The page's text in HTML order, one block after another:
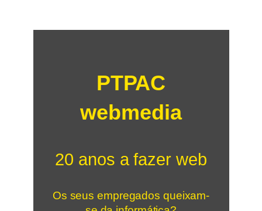
PTPAC
webmedia
20 anos a fazer web
Os seus empregados queixam-